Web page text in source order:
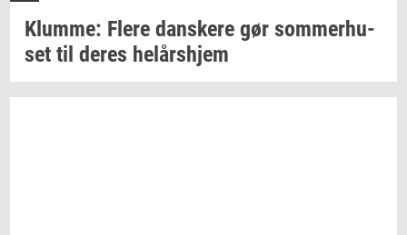
Klum­me: Flere dan­ske­re gør som­mer­hu­
set til deres helårs­hjem